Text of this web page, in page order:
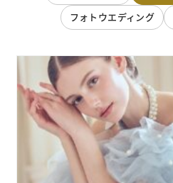
フォトウエディング